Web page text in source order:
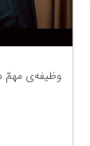
وظیفه‌ی مهمّ